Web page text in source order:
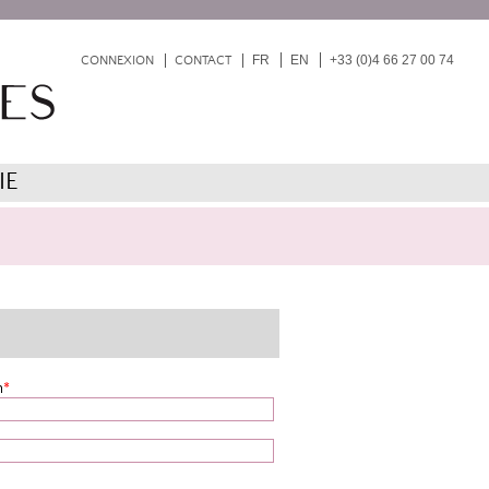
CONNEXION CONTACT FR EN +33 (0)4 66 27 00 74
*